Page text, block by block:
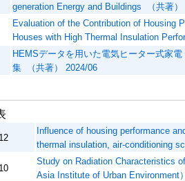
generation Energy and Buildings （共著）
Evaluation of the Contribution of Housing
Houses with High Thermal Insulation
HEMSデータを用いた電気ヒーター式家
集 （共著） 2024/06
Influence of housing performance
thermal insulation, air-conditioning
Study on Radiation Characteristics
Asia Institute of Urban Environment